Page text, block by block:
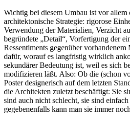
Wichtig bei diesem Umbau ist vor allem
architektonische Strategie: rigorose
Verwendung der Materialien, Verzicht
begründete „Detail“, Vorfertigung der
Ressentiments gegenüber
dafür, worauf es langfristig wirklich
sekundärer Bedeutung ist, weil es sich
modifizieren läßt. Also: Ob die (schon
Poster designerisch auf dem letzten
die Architekten zuletzt beschäftigt: Sie
sind auch nicht schlecht, sie sind
gegebenenfalls kann man sie immer